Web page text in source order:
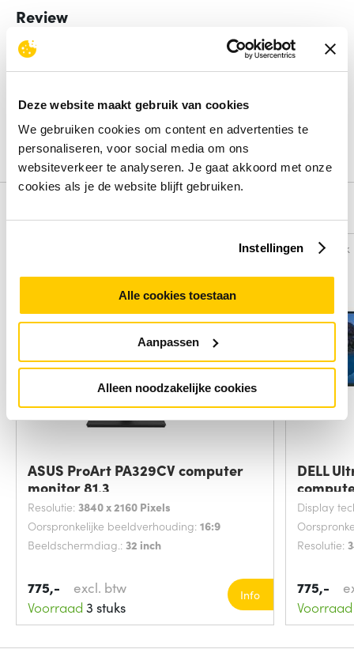
Deze website maakt gebruik van cookies
We gebruiken cookies om content en advertenties te
personaliseren, voor social media om ons
websiteverkeer te analyseren. Je gaat akkoord met onze
cookies als je de website blijft gebruiken.
Instellingen
Alle cookies toestaan
Aanpassen
Alleen noodzakelijke cookies
Review
Beoordelingen binnenkort beschikbaar
Deel je ervaring met het product door het schrijven van een
review.
Schrijf een review
Alternatieven
ASUS ProArt PA329CV computer
monitor 81,3
Resolutie: 3840 x 2160 Pixels
Oorspronkelijke beeldverhouding: 16:9
Beeldschermdiag.: 32 inch
775,-
excl. btw
Voorraad 3 stuks
Info
Vergelijk
DELL
Display
Resolutie:
775,-
Voorraad